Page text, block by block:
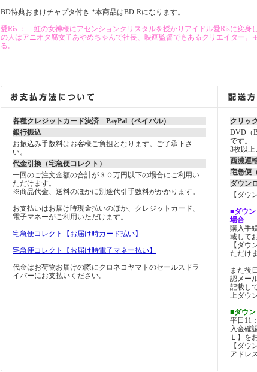
BD特典おまけチャプタ付き *本商品はBD-Rになります。
愛Ris ： 虹の女神様にアセンションクリスタルを授かりアイドル愛Risに変身
の人はアニオタ腐女子あやめちゃんで社長、映画監督でもあるクリエイター。
る。
各種クレジットカード決済 PayPal（ペイパル）
銀行振込
お振込み手数料はお客様ご負担となります。ご了承下さ
い。
代金引換（宅急便コレクト）
一回のご注文金額の合計が３０万円以下の場合にご利用い
ただけます。
※商品代金、送料のほかに別途代引手数料がかかります。
お支払いはお届け時現金払いのほか、クレジットカード、
電子マネーがご利用いただけます。
宅急便コレクト【お届け時カード払い】
宅急便コレクト【お届け時電子マネー払い】
代金はお荷物お届けの際にクロネコヤマトのセールスドラ
イバーにお支払いください。
クリッ
DVD（
です。
3枚以上
西濃運
宅急便
ダウン
【ダウ
■ダウ
場合
購入手
載して
【ダウ
ただけ
また後
認メー
記載し
上ダウ
■ダウ
平日11
入金確
Ｌ】を
【ダウ
アドレ